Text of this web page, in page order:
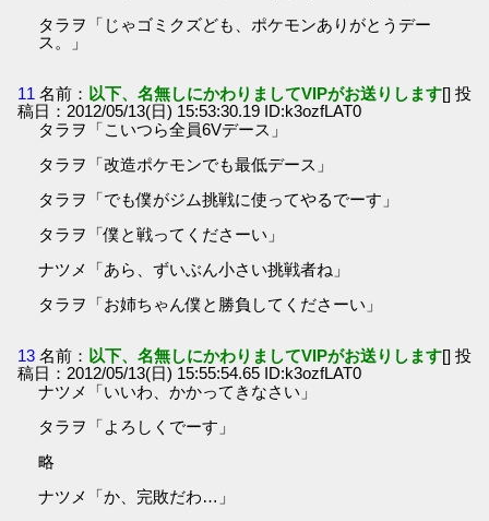
タラヲ「じゃゴミクズども、ポケモンありがとうデー
ス。」
11 名前： 以下、名無しにかわりましてVIPがお送りします[] 投
稿日：2012/05/13(日) 15:53:30.19 ID:k3ozfLAT0
タラヲ「こいつら全員6Vデース」
タラヲ「改造ポケモンでも最低デース」
タラヲ「でも僕がジム挑戦に使ってやるでーす」
タラヲ「僕と戦ってくださーい」
ナツメ「あら、ずいぶん小さい挑戦者ね」
タラヲ「お姉ちゃん僕と勝負してくださーい」
13 名前： 以下、名無しにかわりましてVIPがお送りします[] 投
稿日：2012/05/13(日) 15:55:54.65 ID:k3ozfLAT0
ナツメ「いいわ、かかってきなさい」
タラヲ「よろしくでーす」
略
ナツメ「か、完敗だわ…」